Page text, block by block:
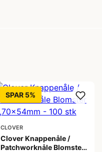
SPAR 5%
CLOVER
Clover Knappenåle /
Patchworknåle Blomster